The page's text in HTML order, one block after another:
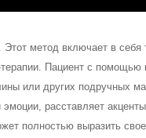
Этот метод включает в себя
Пациент с помощью
или других подручных
расставляет
полностью выразить свое